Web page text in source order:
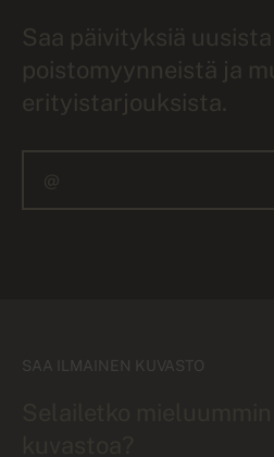
Saa päivityksiä
poistomyynneistä ja
erityistarjouksista.
SAA ILMAINEN KUVASTO